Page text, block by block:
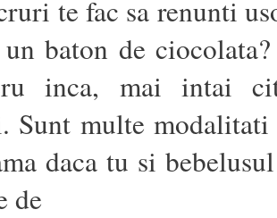
te fac sa renunti
baton de
inca, mai intai
Sunt multe modalitati
daca tu si
de